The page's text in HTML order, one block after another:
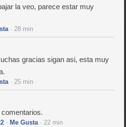
la veo, parece estar muy
· 28 min
gracias sigan asi, esta muy
· 25 min
· Me Gusta· 22 min